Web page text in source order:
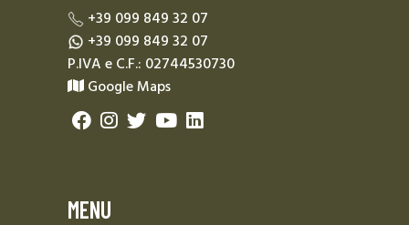
+39 099 849 32 07
+39 099 849 32 07
P.IVA e C.F.: 02744530730
Google Maps
MENU